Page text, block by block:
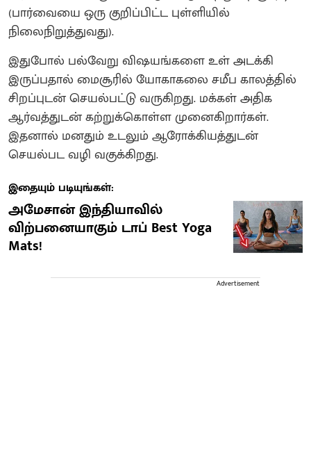
(பார்வையை ஒரு குறிப்பிட்ட புள்ளியில்
நிலைநிறுத்துவது).
இதுபோல் பல்வேறு விஷயங்களை உள் அடக்கி
இருப்பதால் மைசூரில் யோகாகலை சமீப காலத்தில்
சிறப்புடன் செயல்பட்டு வருகிறது. மக்கள் அதிக
ஆர்வத்துடன் கற்றுக்கொள்ள முனைகிறார்கள்.
இதனால் மனதும் உடலும் ஆரோக்கியத்துடன்
செயல்பட வழி வகுக்கிறது.
இதையும் படியுங்கள்:
அமேசான் இந்தியாவில்
விற்பனையாகும் டாப் Best Yoga
Mats!
Advertisement